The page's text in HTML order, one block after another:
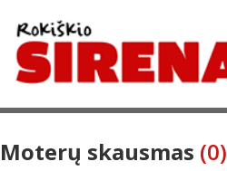
Moterų skausmas (0)